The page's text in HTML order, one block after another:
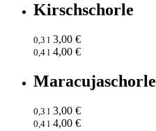
Kirschschorle
0,3 l 3,00 €
0,4 l 4,00 €
Maracujaschorle
0,3 l 3,00 €
0,4 l 4,00 €